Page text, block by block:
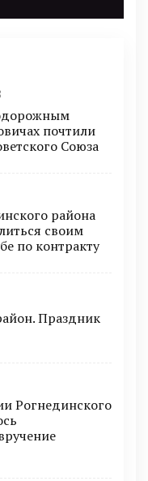
почтили
Союза
района
своим
по контракту
Праздник
Рогнединского